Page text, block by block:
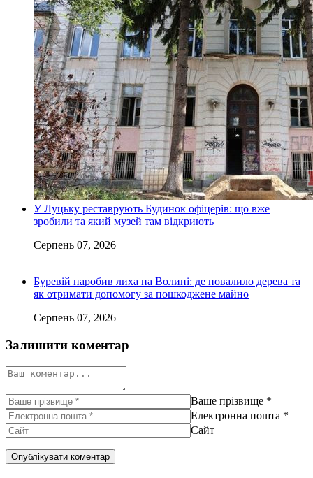
У Луцьку реставрують Будинок офіцерів: що вже
зробили та який музей там відкриють
Серпень 07, 2026
Буревій наробив лиха на Волині: де повалило дерева та
як отримати допомогу за пошкоджене майно
Серпень 07, 2026
Залишити коментар
Ваше прізвище *
Електронна пошта *
Сайт